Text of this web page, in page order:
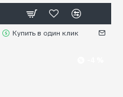
Купить в один клик